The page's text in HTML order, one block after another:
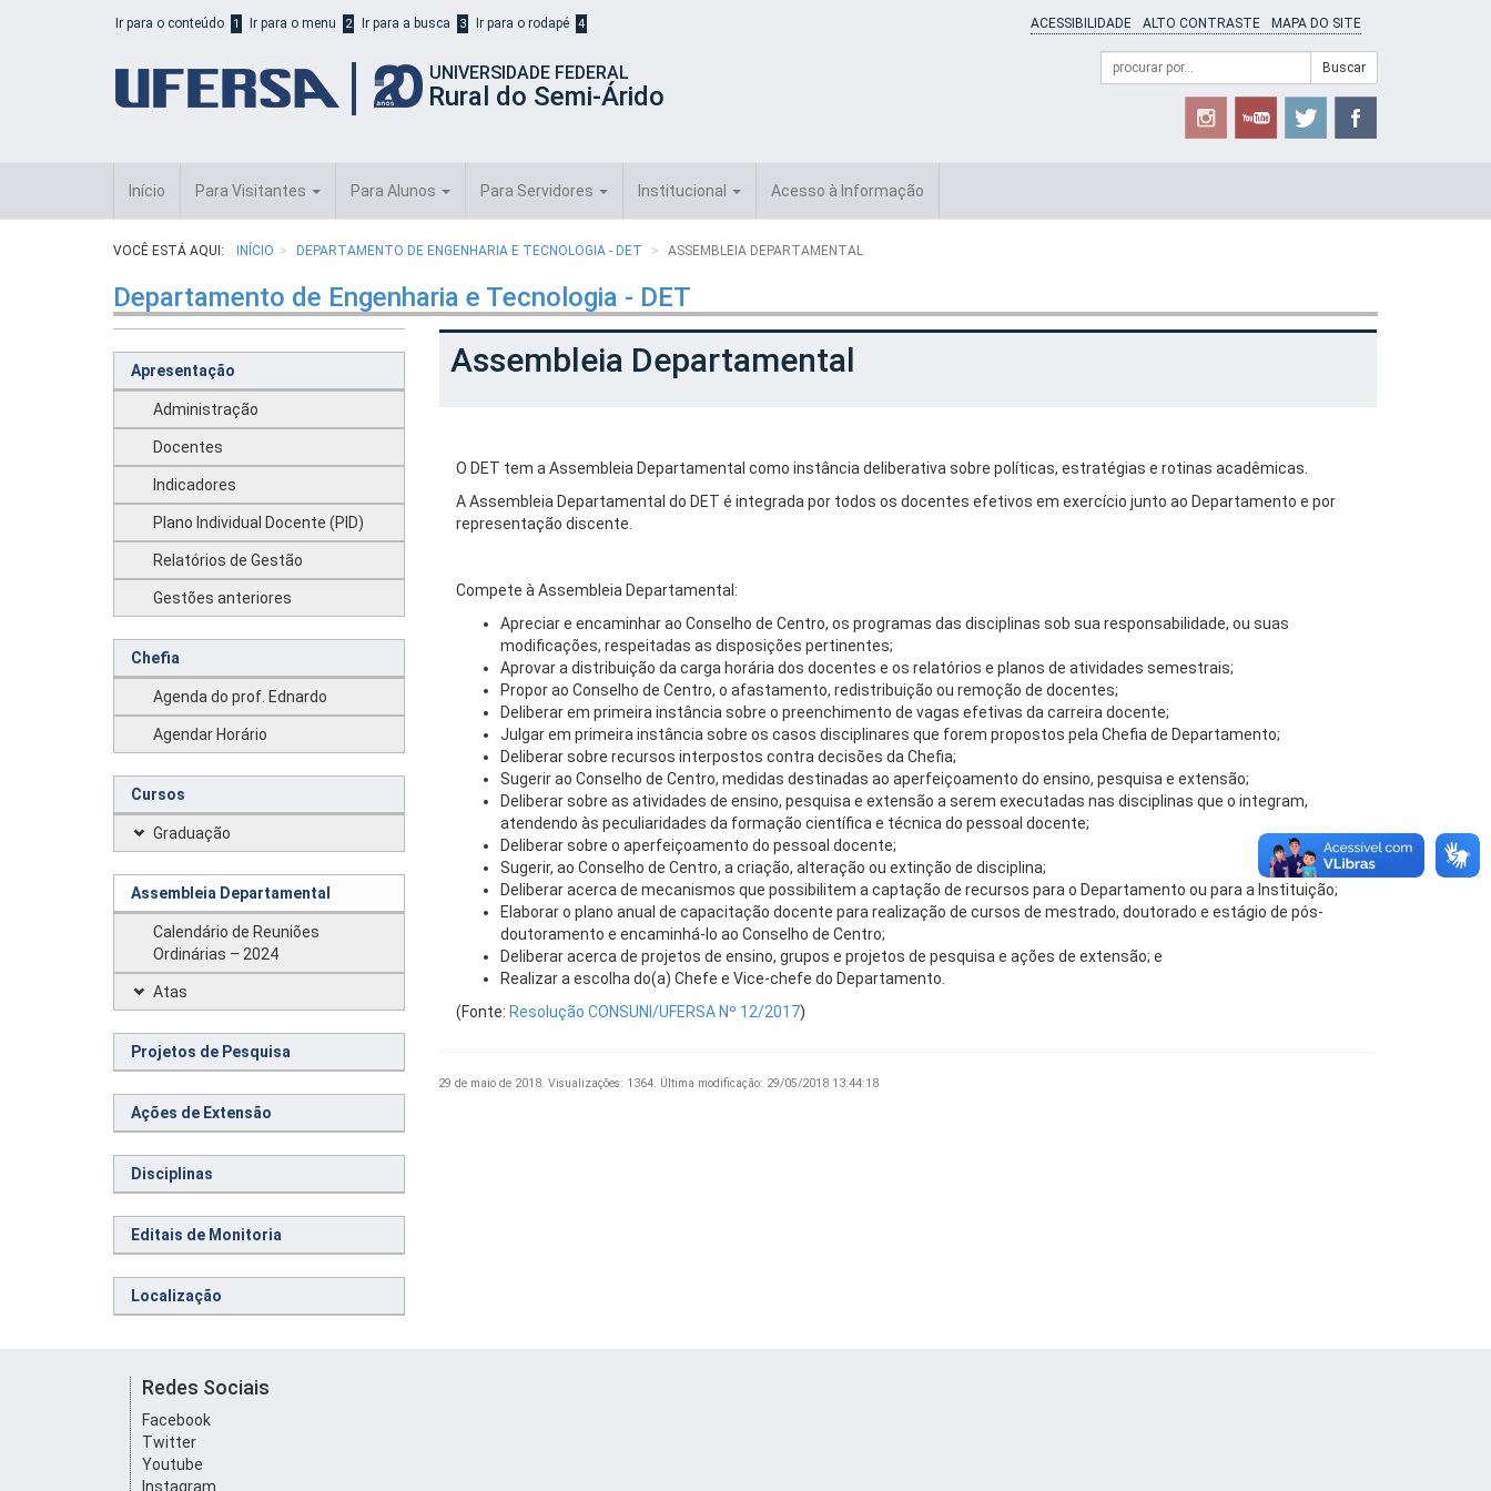
Ir para o conteúdo 1 Ir para o menu 2 Ir para a busca 3 Ir para o rodapé 4 ACESSIBILIDADE ALTO CONTRASTE MAPA DO SITE
UNIVERSIDADE FEDERAL
Rural do Semi-Árido
Formulário
Campo
de
Buscar
Início Para Visitantes Para Alunos Para Servidores Institucional Acesso à Informação
VOCÊ ESTÁ AQUI: INÍCIO DEPARTAMENTO DE ENGENHARIA E TECNOLOGIA - DET ASSEMBLEIA DEPARTAMENTAL
Departamento de Engenharia e Tecnologia - DET
Apresentação
Administração
Docentes
Indicadores
Plano Individual Docente (PID)
Relatórios de Gestão
Gestões anteriores
Chefia
Agenda do prof. Ednardo
Agendar Horário
Cursos
Graduação
Assembleia Departamental
Calendário de Reuniões
Ordinárias – 2024
Atas
Projetos de Pesquisa
Ações de Extensão
Disciplinas
Editais de Monitoria
Localização
Assembleia Departamental
O DET tem a Assembleia Departamental como instância deliberativa sobre políticas, estratégias e rotinas acadêmicas.
A Assembleia Departamental do DET é integrada por todos os docentes efetivos em exercício junto ao Departamento e por
representação discente.
Compete à Assembleia Departamental:
Apreciar e encaminhar ao Conselho de Centro, os programas das disciplinas sob sua responsabilidade, ou suas
modificações, respeitadas as disposições pertinentes;
Aprovar a distribuição da carga horária dos docentes e os relatórios e planos de atividades semestrais;
Propor ao Conselho de Centro, o afastamento, redistribuição ou remoção de docentes;
Deliberar em primeira instância sobre o preenchimento de vagas efetivas da carreira docente;
Julgar em primeira instância sobre os casos disciplinares que forem propostos pela Chefia de Departamento;
Deliberar sobre recursos interpostos contra decisões da Chefia;
Sugerir ao Conselho de Centro, medidas destinadas ao aperfeiçoamento do ensino, pesquisa e extensão;
Deliberar sobre as atividades de ensino, pesquisa e extensão a serem executadas nas disciplinas que o integram,
atendendo às peculiaridades da formação científica e técnica do pessoal docente;
Deliberar sobre o aperfeiçoamento do pessoal docente;
Sugerir, ao Conselho de Centro, a criação, alteração ou extinção de disciplina;
Deliberar acerca de mecanismos que possibilitem a captação de recursos para o Departamento ou para a Instituição;
Elaborar o plano anual de capacitação docente para realização de cursos de mestrado, doutorado e estágio de pós-
doutoramento e encaminhá-lo ao Conselho de Centro;
Deliberar acerca de projetos de ensino, grupos e projetos de pesquisa e ações de extensão; e
Realizar a escolha do(a) Chefe e Vice-chefe do Departamento.
(Fonte: Resolução CONSUNI/UFERSA Nº 12/2017)
29 de maio de 2018. Visualizações: 1364. Última modificação: 29/05/2018 13:44:18
Redes Sociais
Facebook
Twitter
Youtube
Instagram